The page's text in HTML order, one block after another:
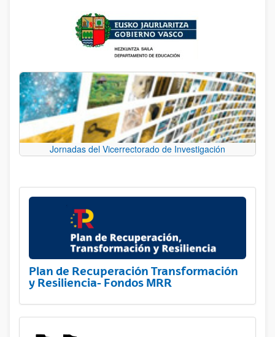
Jornadas del Vicerrectorado de Investigación
Plan de Recuperación Transformación
y Resiliencia- Fondos MRR